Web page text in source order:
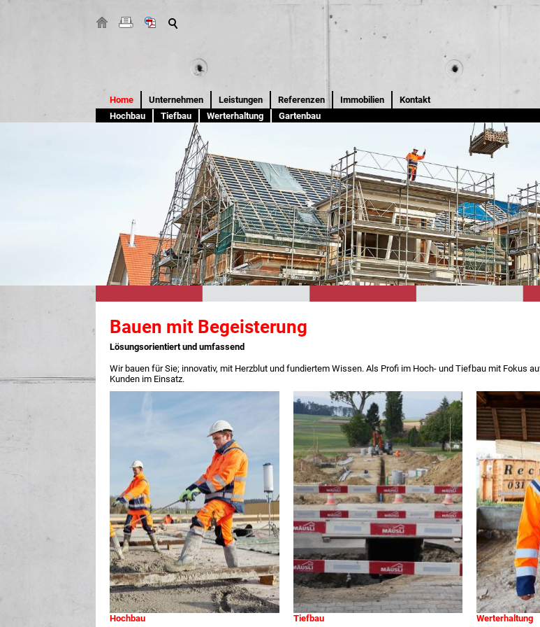
Home Unternehmen Leistungen Referenzen Immobilien
Kontakt
Hochbau
Tiefbau Werterhaltung Gartenbau
Bauen mit Begeisterung
Lösungsorientiert und umfassend
Wir bauen für Sie; innovativ, mit Herzblut und fundiertem Wissen. Als Profi im Hoch- und Tiefbau mit Fokus
Kunden im Einsatz.
Hochbau Tiefbau Werterhaltung